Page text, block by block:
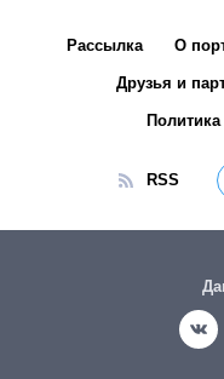
Рассылка О
Друзья и
RSS